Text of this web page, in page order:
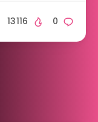
0
13116